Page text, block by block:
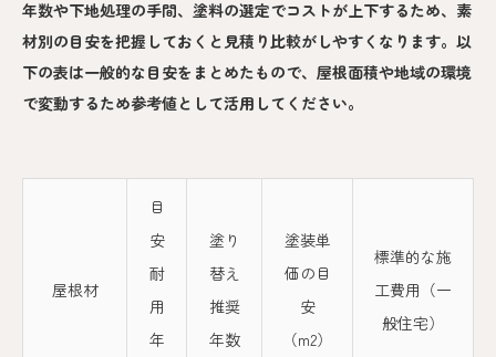
年数や下地処理の手間、塗料の選定でコストが上下するため、素
材別の目安を把握しておくと見積り比較がしやすくなります。以
下の表は一般的な目安をまとめたもので、屋根面積や地域の環境
で変動するため参考値として活用してください。
屋根材
目
安
耐
用
年
塗り
替え
推奨
年数
塗装単
価の目
安
（m2）
標準的な施
工費用（一
般住宅）